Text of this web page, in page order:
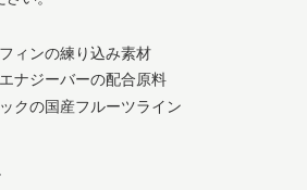
ィンの練り込み素材
ナジーバーの配合原料
クの国産フルーツライン